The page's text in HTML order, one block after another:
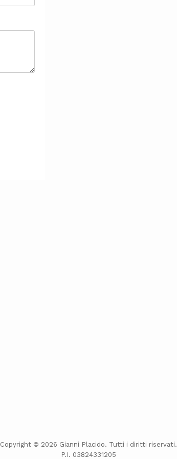
Copyright © 2026 Gianni Placido. Tutti i diritti riservati.
P.I. 03824331205